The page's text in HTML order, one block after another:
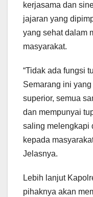
kerjasama dan
jajaran yang
yang sehat dalam
masyarakat.
“Tidak ada fungsi
Semarang ini
superior, semua
dan mempunyai
saling melengkapi
kepada
Jelasnya.
Lebih lanjut
pihaknya akan